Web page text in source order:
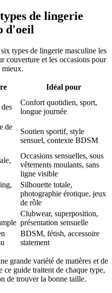
de lingerie
d'oeil
types de lingerie masculine les
couverture et les occasions pour
mieux.
Idéal pour
Confort quotidien, sport,
longue journée
de
Soutien sportif, style
sensuel, contexte BDSM
Occasions sensuelles, sous
vêtements moulants, sans
ligne visible
Silhouette totale,
photographie érotique, jeux
de rôle
Clubwear, superposition,
présentation sensuelle
BDSM, fétish, accessoire
statement
grande variété de matières et de
ce guide traitent de chaque type,
de trouver la bonne taille.